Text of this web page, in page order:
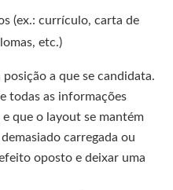
(ex.: currículo, carta de
etc.)
a que se candidata.
todas as informações
que o layout se mantém
carregada ou
oposto e deixar uma